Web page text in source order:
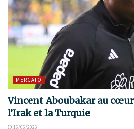
MERCATO
Vincent Aboubakar au
l’Irak et la Turquie
16/06/2026